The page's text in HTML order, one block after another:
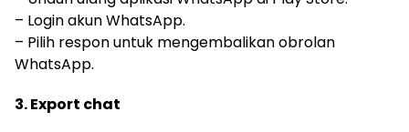
– Login akun WhatsApp.
– Pilih respon untuk mengembalikan obrolan
WhatsApp.
3. Export chat